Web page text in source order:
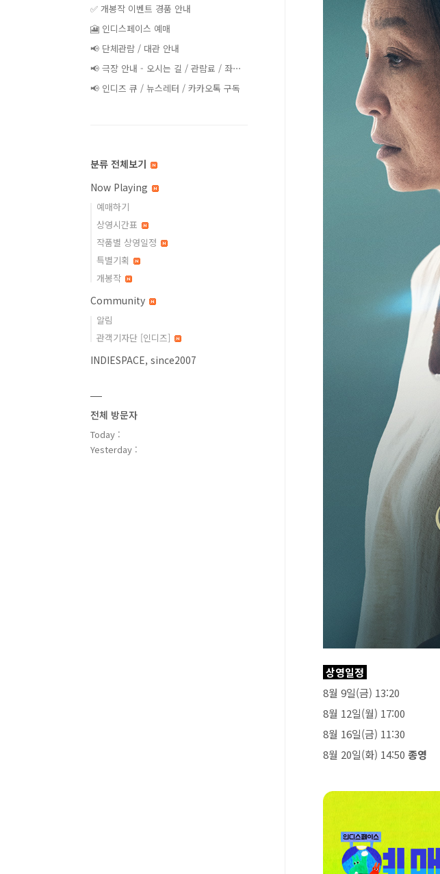
상영일정
8월 9일(금) 13:20
8월 12일(월) 17:00
8월 16일(금) 11:30
8월 20일(화) 14:50 종영
✅ 개봉작 이벤트 경품 안내
🎦 인디스페이스 예매
📢 단체관람 / 대관 안내
📢 극장 안내 - 오시는 길 / 관람료 / 좌⋯
📢 인디즈 큐 / 뉴스레터 / 카카오톡 구독
분류 전체보기
Now Playing
예매하기
상영시간표
작품별 상영일정
특별기획
개봉작
Community
알림
관객기자단 [인디즈]
INDIESPACE, since2007
전체 방문자
Today :
Yesterday :